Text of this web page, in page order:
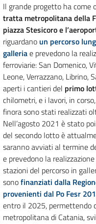
Il grande progetto ha come
tratta metropolitana della
piazza Stesicoro e
riguardano un percorso
galleriae prevedono la
ferroviarie: San Domenico,
Leone, Verrazzano, Librino,
aperti i cantieri del primo
chilometri, e i lavori, in
finora sono stati realizzati
Nell’agosto 2021 è stato
del secondo lotto è
saranno avviati al termine
e prevedono la
stazioni del percorso in
sonofinanziati dalla
provenienti dal Po Fesr
entro il 2025, permettendo
metropolitana di Catania,